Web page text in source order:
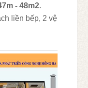
- 48m2.
liền bếp, 2 vệ